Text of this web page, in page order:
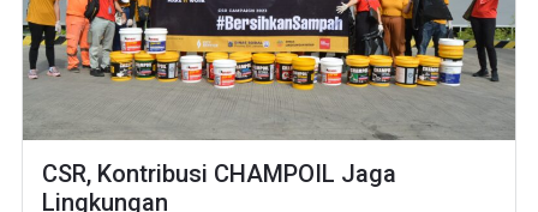
CSR, Kontribusi CHAMPOIL Jaga
Lingkungan